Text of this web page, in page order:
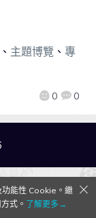
0 0
、 主題博覽 、 專
功能性 Cookie。繼
式。 了解更多→